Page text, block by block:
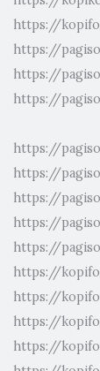
https://
https://
https://
https://
https://
https://
https://
https://
https://
https://
https://
https://
https://